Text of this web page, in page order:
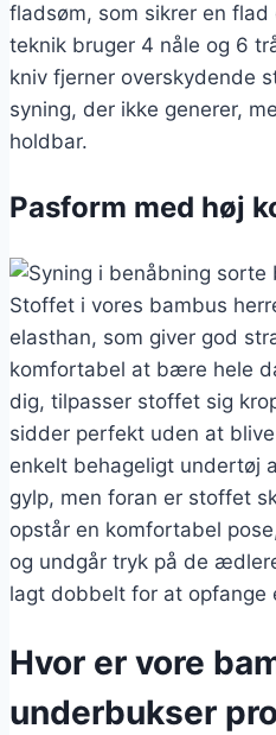
fladsøm, som sikrer en
teknik bruger 4 nåle og 6
kniv fjerner overskydende
syning, der ikke generer,
holdbar.
Pasform med høj
Stoffet i vores bambus
elasthan, som giver god
komfortabel at bære hele
dig, tilpasser stoffet sig
sidder perfekt uden at
enkelt behageligt undertøj
gylp, men foran er stoffet
opstår en komfortabel
og undgår tryk på de
lagt dobbelt for at opfange
Hvor er vore
underbukser